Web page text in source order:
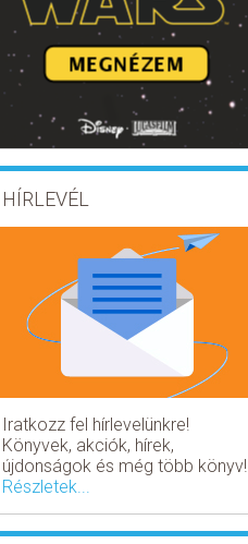
HÍRLEVÉL
Iratkozz fel hírlevelünkre!
Könyvek, akciók, hírek,
újdonságok és még több könyv!
Részletek...